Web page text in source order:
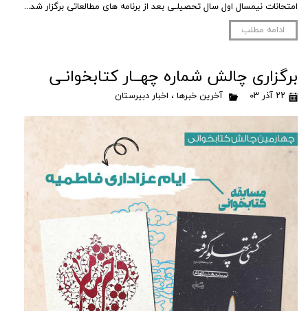
امتحانات نیمسال اول سال تحصیلـی بعد از برنامه های مطالعاتی برگزار شد...
ادامه مطلب
برگزاری چالش شماره چهــار کتابخوانـی
۲۲ آذر ۰۳ آخرین خبرها ، اخبار دبیرستان